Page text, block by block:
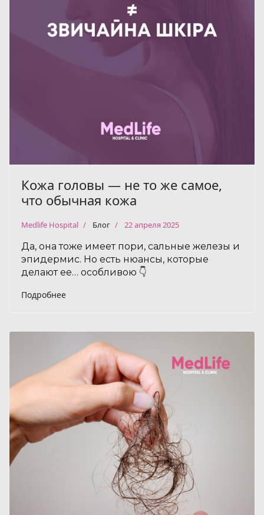
Кожа головы — не то же самое,
что обычная кожа
Medlife Hospital Блог 22 апреля 2025
Да, она тоже имеет пори, сальные железы и
эпидермис. Но есть нюансы, которые
делают ее… особливою 👇
Подробнее